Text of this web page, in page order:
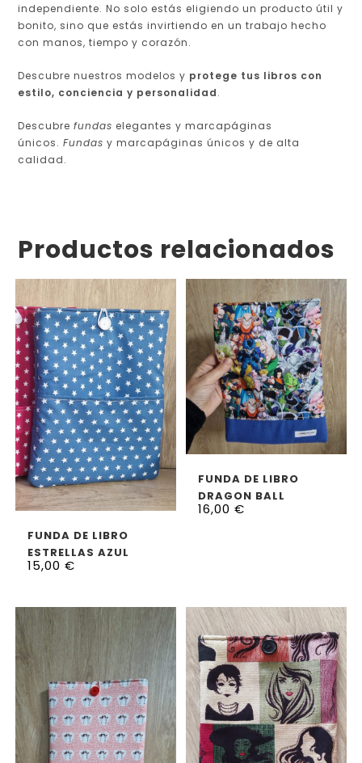
independiente. No solo estás eligiendo un producto útil y
bonito, sino que estás invirtiendo en un trabajo hecho
con manos, tiempo y corazón.
Descubre nuestros modelos y protege tus libros con
estilo, conciencia y personalidad.
Descubrefundas elegantes y marcapáginas
únicos.Fundas y marcapáginas únicos y de alta
calidad.
Productos relacionados
FUNDA DE LIBRO
ESTRELLAS AZUL
PETROLEO
15,00 €
FUNDA DE LIBRO
DRAGON BALL
16,00€